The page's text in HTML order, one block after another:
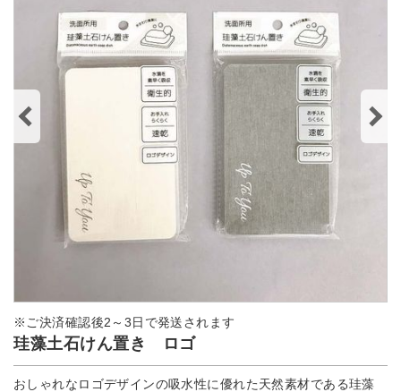
※ご決済確認後2～3日で発送されます
珪藻土石けん置き ロゴ
おしゃれなロゴデザインの吸水性に優れた天然素材である珪藻